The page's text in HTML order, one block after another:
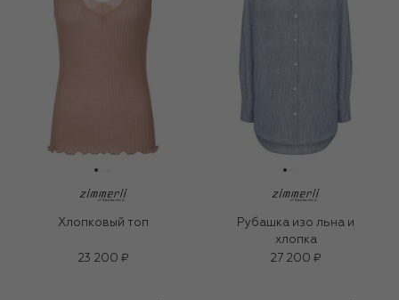
Хлопковый топ
23 200 ₽
Рубашка изо льна и
хлопка
27 200 ₽